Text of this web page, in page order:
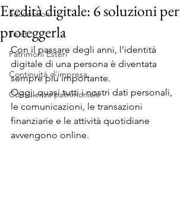
Successioni
Trust
Patrimoni Esteri
Continuità d'impresa
Consulenza patrimoniale
Eredità digitale: 6 soluzioni per
proteggerla
Con il passare degli anni, l'identità
digitale di una persona è diventata
sempre più importante.
Oggi, quasi tutti i nostri dati personali,
le comunicazioni, le transazioni
finanziarie e le attività quotidiane
avvengono online.